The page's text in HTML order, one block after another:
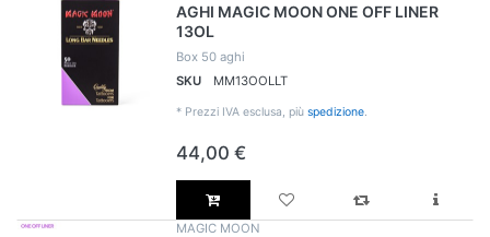
AGHI MAGIC MOON ONE OFF LINER
13OL
Box 50 aghi
SKU
MM13OOLLT
* Prezzi IVA esclusa, più spedizione.
44,00 €
MAGIC MOON